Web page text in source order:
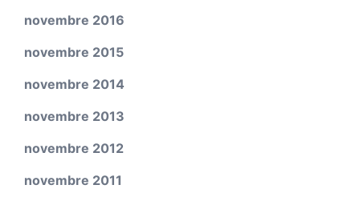
novembre 2016
novembre 2015
novembre 2014
novembre 2013
novembre 2012
novembre 2011